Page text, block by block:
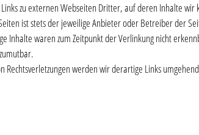
zu externen Webseiten Dritter, auf deren Inhalte
ist stets der jeweilige Anbieter oder Betreiber der
Inhalte waren zum Zeitpunkt der Verlinkung nicht
Rechtsverletzungen werden wir derartige Links